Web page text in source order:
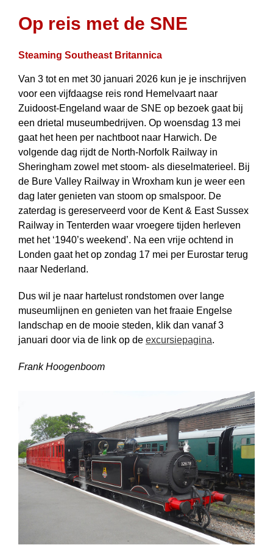
Op reis met de SNE
Steaming Southeast Britannica
Van 3 tot en met 30 januari 2026 kun je je inschrijven
voor een vijfdaagse reis rond Hemelvaart naar
Zuidoost-Engeland waar de SNE op bezoek gaat bij
een drietal museumbedrijven. Op woensdag 13 mei
gaat het heen per nachtboot naar Harwich. De
volgende dag rijdt de North-Norfolk Railway in
Sheringham zowel met stoom- als dieselmaterieel. Bij
de Bure Valley Railway in Wroxham kun je weer een
dag later genieten van stoom op smalspoor. De
zaterdag is ge­re­ser­veerd voor de Kent & East Sussex
Railway in Tenterden waar vroegere tijden herleven
met het ‘1940’s weekend’. Na een vrije ochtend in
Londen gaat het op zondag 17 mei per Eurostar terug
naar Nederland.
Dus wil je naar hartelust rondstomen over lange
museumlijnen en genieten van het fraaie Engelse
landschap en de mooie steden, klik dan vanaf 3
januari door via de link op de excursiepagina.
Frank Hoogenboom